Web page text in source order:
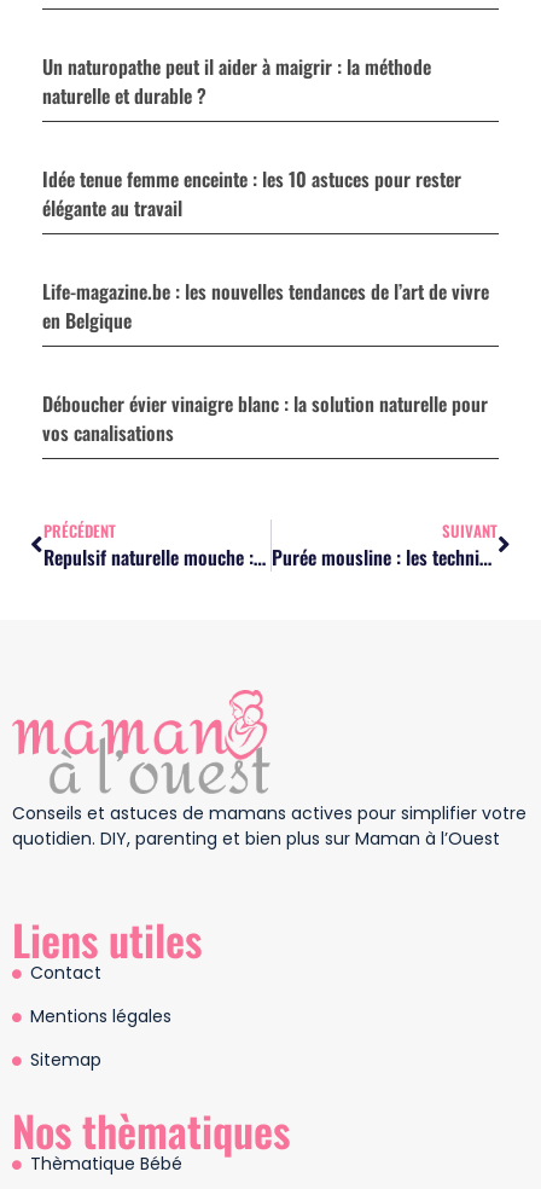
Un naturopathe peut il aider à maigrir : la méthode
naturelle et durable ?
Idée tenue femme enceinte : les 10 astuces pour rester
élégante au travail
Life-magazine.be : les nouvelles tendances de l’art de vivre
en Belgique
Déboucher évier vinaigre blanc : la solution naturelle pour
vos canalisations
PRÉCÉDENT
Repulsif naturelle mouche : les 10 solutions efficaces pour une maison saine
SUIVANT
Purée mousline : les techniques simples pour sublimer vos plats en famille
Conseils et astuces de mamans actives pour simplifier votre
quotidien. DIY, parenting et bien plus sur Maman à l’Ouest
Liens utiles
Contact
Mentions légales
Sitemap
Nos thèmatiques
Thèmatique Bébé